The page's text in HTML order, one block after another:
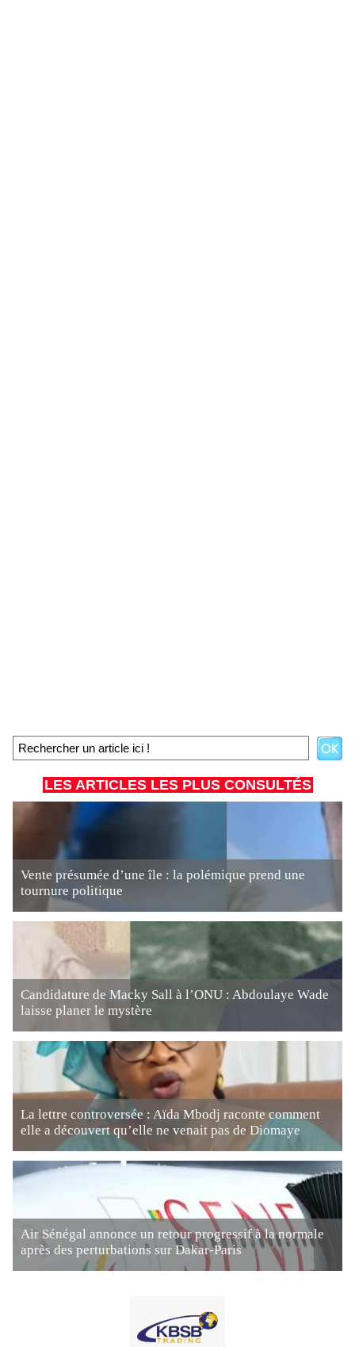
LES ARTICLES LES PLUS CONSULTÉS
Vente présumée d’une île : la polémique prend une
tournure politique
Candidature de Macky Sall à l’ONU : Abdoulaye Wade
laisse planer le mystère
La lettre controversée : Aïda Mbodj raconte comment
elle a découvert qu’elle ne venait pas de Diomaye
Air Sénégal annonce un retour progressif à la normale
après des perturbations sur Dakar-Paris